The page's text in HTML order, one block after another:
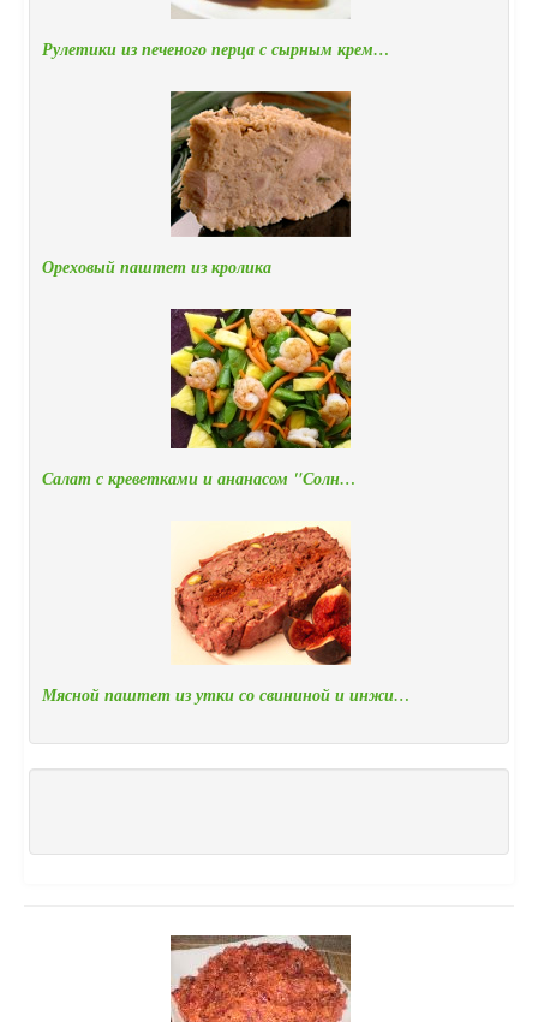
Рулетики из печеного перца с сырным крем…
Ореховый паштет из кролика
Салат с креветками и ананасом "Солн…
Мясной паштет из утки со свининой и инжи…